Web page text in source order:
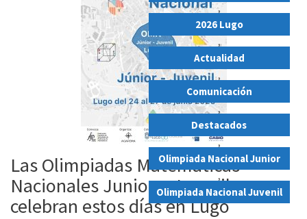
,
2026 Lugo
,
Actualidad
,
Comunicación
,
Destacados
,
Olimpiada Nacional Junior
,
Olimpiada Nacional Juvenil
Las Olimpiadas Matemáticas
Nacionales Junior y Juvenil se
celebran estos días en Lugo